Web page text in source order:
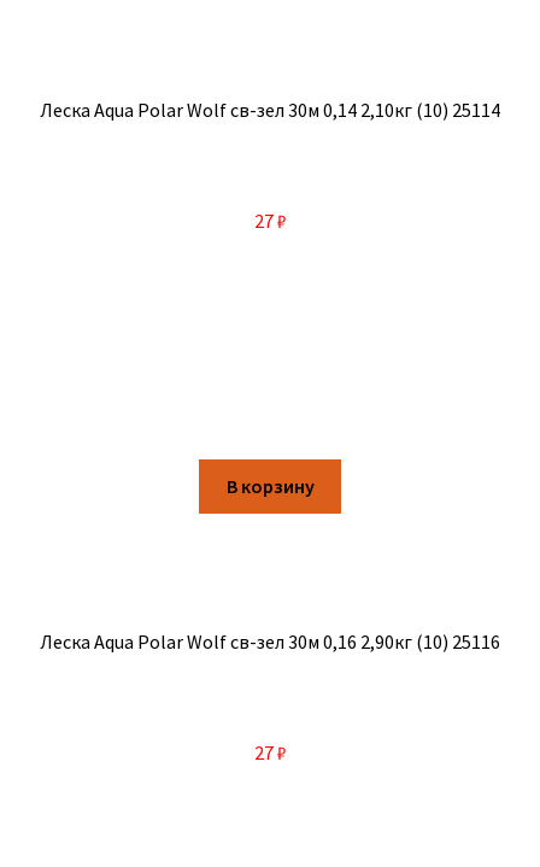
Леска Aqua Polar Wolf св-зел 30м 0,14 2,10кг (10) 25114
27₽
В корзину
Леска Aqua Polar Wolf св-зел 30м 0,16 2,90кг (10) 25116
27₽